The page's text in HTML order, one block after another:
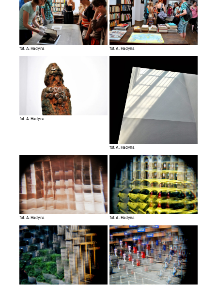
fot. A. Hadyna fot. A. Hadyna
fot. A. Hadyna
fot. A. Hadyna
fot. A. Hadyna fot. A. Hadyna